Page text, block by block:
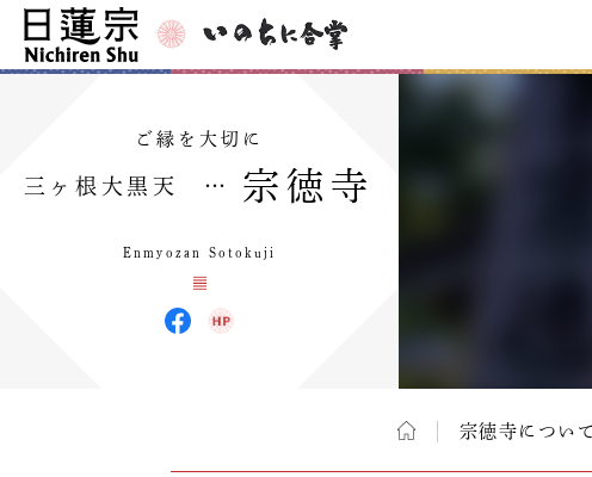
ご縁を大切に
三ヶ根大黒天 … 宗徳寺
Enmyozan Sotokuji
宗徳寺につい